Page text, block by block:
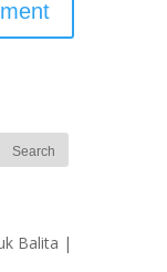
Balita |